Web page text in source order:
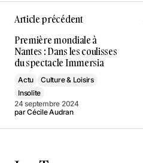
Article précédent
Première mondiale à
Nantes : Dans les coulisses
du spectacle Immersia
Actu
Culture & Loisirs
Insolite
24 septembre 2024
parCécile Audran